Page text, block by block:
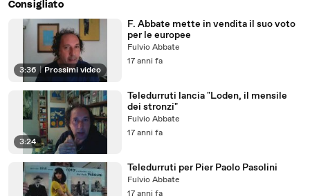
Consigliato
3:36 | Prossimi video
F. Abbate mette in vendita il suo voto
per le europee
Fulvio Abbate
17 anni fa
3:24
Teledurruti lancia "Loden, il mensile
dei stronzi"
Fulvio Abbate
17 anni fa
Teledurruti per Pier Paolo Pasolini
Fulvio Abbate